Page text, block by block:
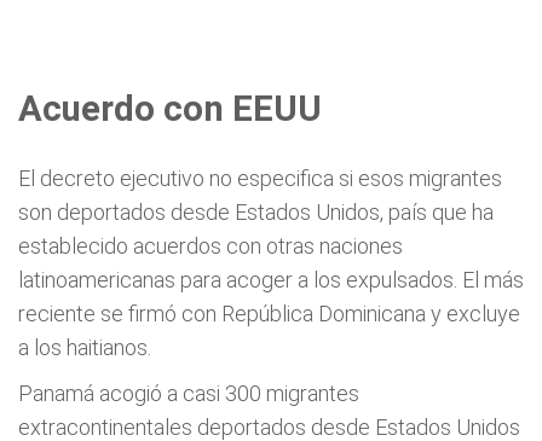
Acuerdo con EEUU
El decreto ejecutivo no especifica si esos migrantes
son deportados desde Estados Unidos, país que ha
establecido acuerdos con otras naciones
latinoamericanas para acoger a los expulsados. El más
reciente se firmó con República Dominicana y excluye
a los haitianos.
Panamá acogió a casi 300 migrantes
extracontinentales deportados desde Estados Unidos